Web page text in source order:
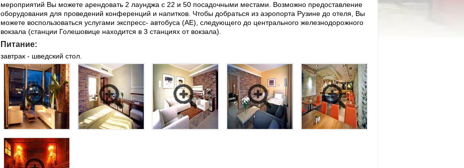
мероприятий Вы можете арендовать 2 лаунджа с 22 и 50 посадочными местами. Возможно предоставление
оборудования для проведений конференций и напитков. Чтобы добраться из аэропорта Рузине до отеля, Вы
можете воспользоваться услугами экспресс- автобуса (AE), следующего до центрального железнодорожного
вокзала (станции Голешовице находится в 3 станциях от вокзала).
Питание:
завтрак - шведский стол.